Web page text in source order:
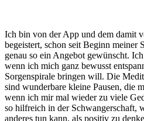
Ich bin von der App und dem damit
begeistert, schon seit Beginn meiner
genau so ein Angebot gewünscht.
wenn ich mich ganz bewusst
Sorgenspirale bringen will. Die
sind wunderbare kleine Pausen, die
wenn ich mir mal wieder zu viele
so hilfreich in der Schwangerschaft,
anderes tun kann, als positiv zu